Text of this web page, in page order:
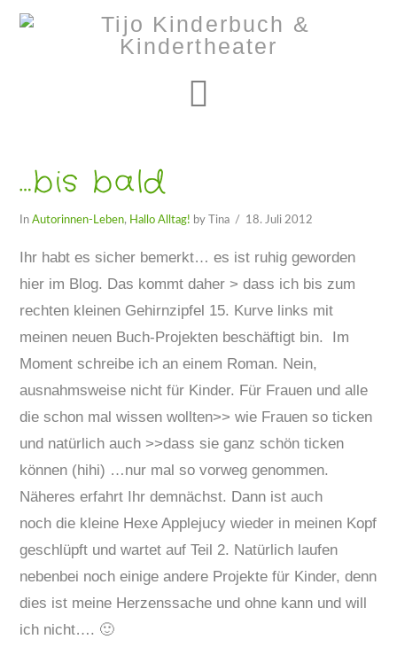
…bis bald
InAutorinnen-Leben, Hallo Alltag! by Tina 18. Juli 2012
Ihr habt es sicher bemerkt… es ist ruhig geworden
hier im Blog. Das kommt daher > dass ich bis zum
rechten kleinen Gehirnzipfel 15. Kurve links mit
meinen neuen Buch-Projekten beschäftigt bin. Im
Moment schreibe ich an einem Roman. Nein,
ausnahmsweise nicht für Kinder. Für Frauen und alle
die schon mal wissen wollten>> wie Frauen so ticken
und natürlich auch >>dass sie ganz schön ticken
können (hihi) …nur mal so vorweg genommen.
Näheres erfahrt Ihr demnächst. Dann ist auch
noch die kleine Hexe Applejucy wieder in meinen Kopf
geschlüpft und wartet auf Teil 2. Natürlich laufen
nebenbei noch einige andere Projekte für Kinder, denn
dies ist meine Herzenssache und ohne kann und will
ich nicht…. 🙂